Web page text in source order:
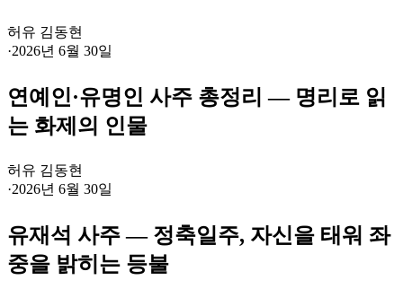
허유 김동현
·2026년 6월 30일
연예인·유명인 사주 총정리 — 명리로 읽
는 화제의 인물
허유 김동현
·2026년 6월 30일
유재석 사주 — 정축일주, 자신을 태워 좌
중을 밝히는 등불